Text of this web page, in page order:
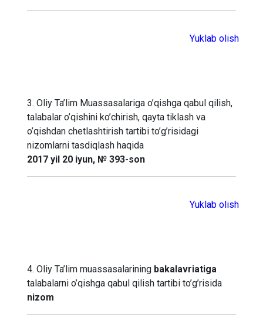
Yuklab olish
3. Oliy Ta’lim Muassasalariga o’qishga qabul qilish,
talabalar o’qishini ko’chirish, qayta tiklash va
o’qishdan chetlashtirish tartibi to’g’risidagi
nizomlarni tasdiqlash haqida
2017 yil 20 iyun, № 393-son
Yuklab olish
4. Oliy Ta’lim muassasalarining bakalavriatiga
talabalarni o’qishga qabul qilish tartibi to’g’risida
nizom